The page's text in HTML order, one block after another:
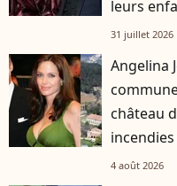
leurs
31 juillet 2026
Angelina
château
incendies
4 août 2026